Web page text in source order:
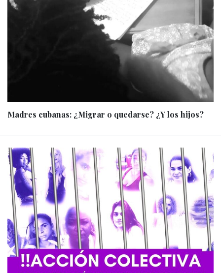
Madres cubanas: ¿Migrar o quedarse? ¿Y los hijos?